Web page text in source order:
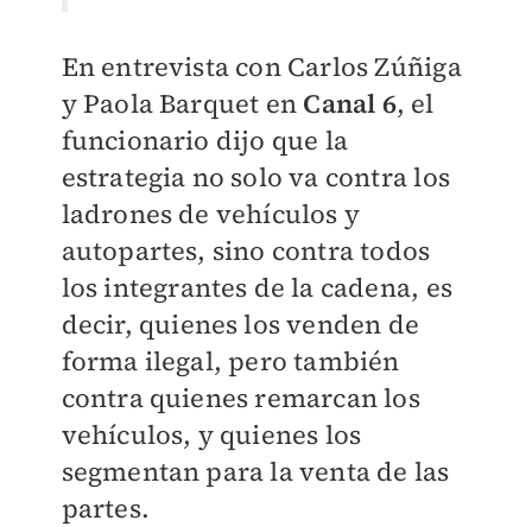
En entrevista con Carlos Zúñiga
y Paola Barquet en Canal 6, el
funcionario dijo que la
estrategia no solo va contra los
ladrones de vehículos y
autopartes, sino contra todos
los integrantes de la cadena, es
decir, quienes los venden de
forma ilegal, pero también
contra quienes remarcan los
vehículos, y quienes los
segmentan para la venta de las
partes.